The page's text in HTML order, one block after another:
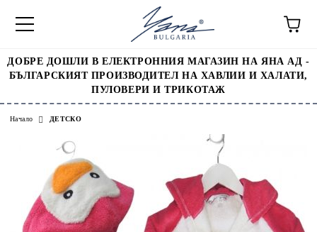
ДОБРЕ ДОШЛИ В ЕЛЕКТРОННИЯ МАГАЗИН НА ЯНА АД -
БЪЛГАРСКИЯТ ПРОИЗВОДИТЕЛ НА ХАВЛИИ И ХАЛАТИ,
ПУЛОВЕРИ И ТРИКОТАЖ
Начало ДЕТСКО